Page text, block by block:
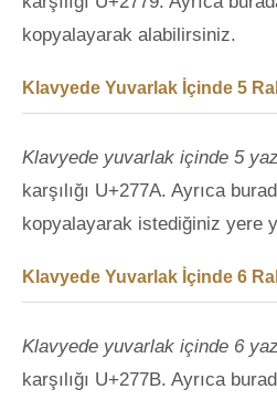
kopyalayarak alabilirsiniz.
Klavyede Yuvarlak İçinde 5
Klavyede yuvarlak içinde 5
karşılığı U+277A. Ayrıca
kopyalayarak istediğiniz yere
Klavyede Yuvarlak İçinde 6
Klavyede yuvarlak içinde 6
karşılığı U+277B. Ayrıca